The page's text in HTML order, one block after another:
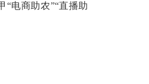
电商助农”“直播助